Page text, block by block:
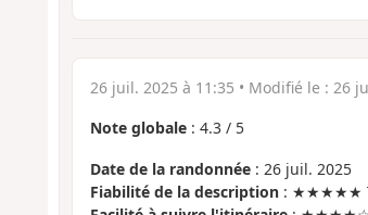
26 juil. 2025 à 11:35 • Modifié le : 26
Note globale: 4.3/ 5
Date de la randonnée: 26 juil. 2025
Fiabilité de la description: ★★★★★